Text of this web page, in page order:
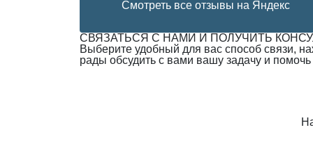
Смотреть все отзывы на Яндекс
СВЯЗАТЬСЯ С НАМИ И ПОЛУЧИТЬ
Выберите удобный для вас способ связи,
рады обсудить с вами вашу задачу и